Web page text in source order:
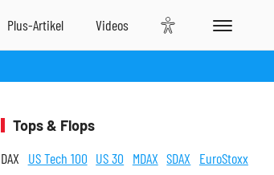
Tops & Flops
DAX US Tech 100 US 30 MDAX SDAX EuroStoxx